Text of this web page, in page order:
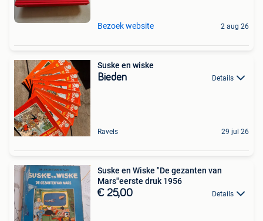
Bezoek website 2 aug 26
Suske en wiske
Bieden Details
Ravels 29 jul 26
Suske en Wiske "De gezanten van
Mars"eerste druk 1956
€ 25,00 Details